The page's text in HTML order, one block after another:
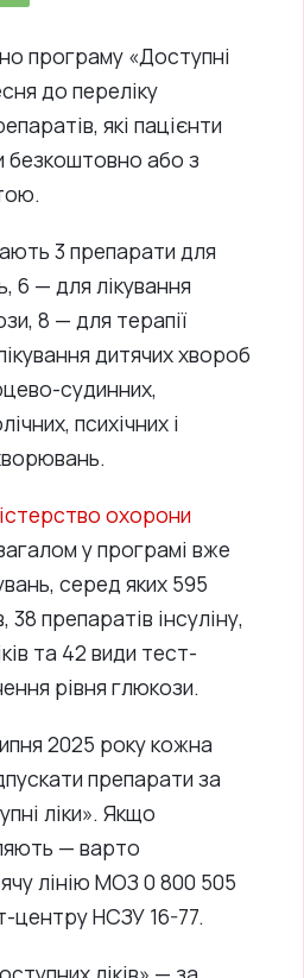
програму «Доступні
до переліку
які пацієнти
або з
3 препарати для
6 — для лікування
8 — для терапії
дитячих хвороб
судинних,
психічних і
охорони
у програмі вже
серед яких 595
38 препаратів інсуліну,
та 42 види тест-
рівня глюкози.
2025 року кожна
препарати за
ліки». Якщо
— варто
лінію МОЗ 0 800 505
центру НСЗУ 16-77.